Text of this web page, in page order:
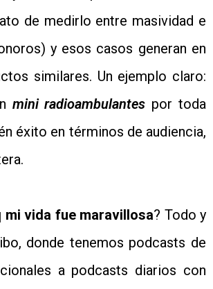
de medirlo entre masividad e
y esos casos generan en
similares. Un ejemplo claro:
mini radioambulantes por toda
éxito en términos de audiencia,
mi vida fue maravillosa? Todo y
donde tenemos podcasts de
a podcasts diarios con